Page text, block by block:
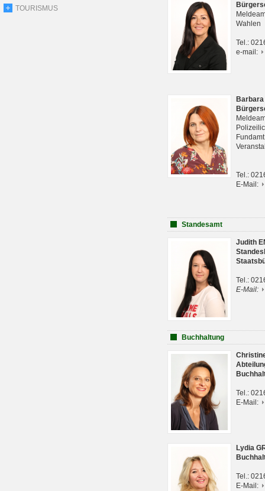
TOURISMUS
Wahlen
Tel.:
e-mail:
Tel.:
E-Mail:
Standesamt
Judith
Tel.:
E-Mail:
Buchhaltung
Tel.:
E-Mail:
Lydia
Tel.:
E-Mail: